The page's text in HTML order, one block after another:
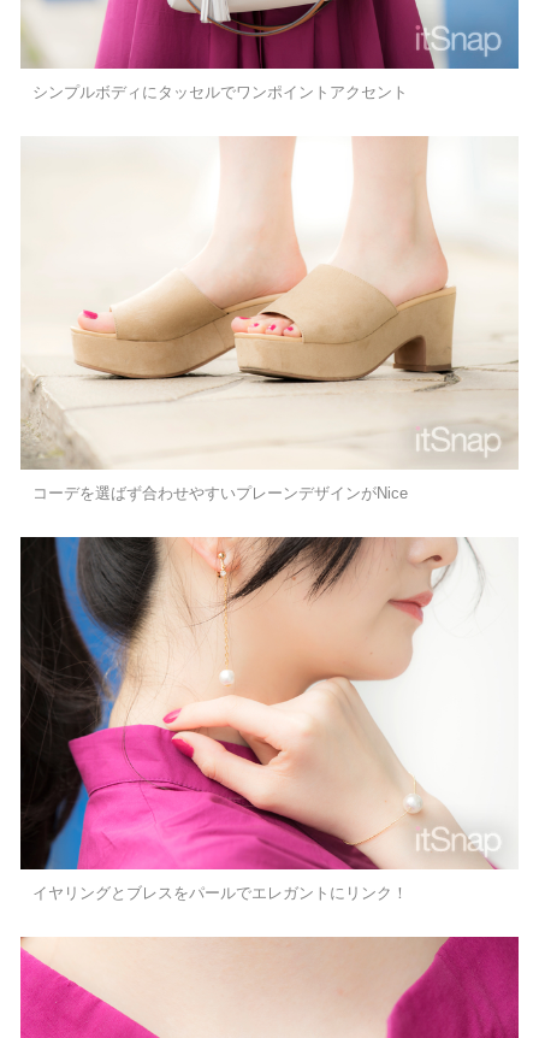
シンプルボディにタッセルでワンポイントアクセント
コーデを選ばず合わせやすいプレーンデザインがNice
イヤリングとブレスをパールでエレガントにリンク！